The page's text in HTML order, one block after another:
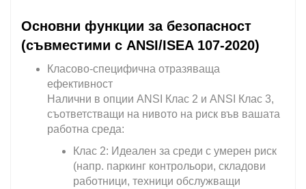
Основни функции за безопасност
(съвместими с ANSI/ISEA 107-2020)
Класово-специфична отразяваща
ефективност
Налични в опции ANSI Клас 2 и ANSI Клас 3,
съответстващи на нивото на риск във вашата
работна среда:
Клас 2: Идеален за среди с умерен риск
(напр. паркинг контрольори, складови
работници, техници обслужващи